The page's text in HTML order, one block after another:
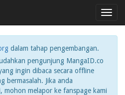
dalam tahap pengembangan.
pengunjung MangaID.co
ingin dibaca secara offline
bermasalah. Jika anda
mohon melapor ke fanspage kami